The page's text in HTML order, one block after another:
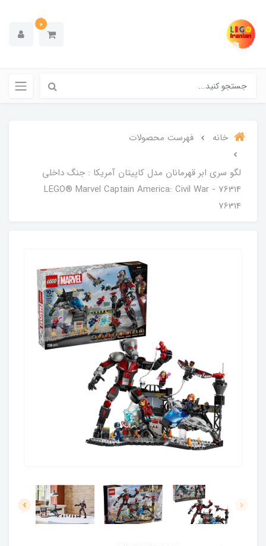
0
خانه فهرست محصولات
لگو سری ابر قهرمانان مدل کاپیتان آمریکا : جنگ داخلی
76314 - LEGO® Marvel Captain America: Civil War
76314